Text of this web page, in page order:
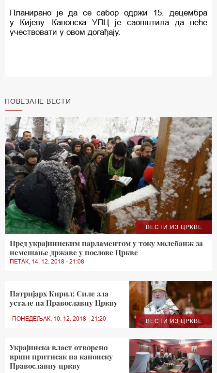
Планирано је да се сабор одржи 15. децембра
у Кијеву. Канонска УПЦ је саопштила да неће
учествовати у овом догађају.
ПОВЕЗАНЕ ВЕСТИ
ВЕСТИ ИЗ ЦРКВЕ
Пред украјиниским парламентом у току молебанж за
немешање државе у послове Цркве
ПЕТАК, 14. 12. 2018 - 21:08
ВЕСТИ ИЗ ЦРКВЕ
Патријарх Кирил: Силе зла
устале на Православну Цркву
ПОНЕДЕЉАК, 10. 12. 2018 - 21:20
Украјинска власт отворено
врши притисак на канонску
Православну цркву